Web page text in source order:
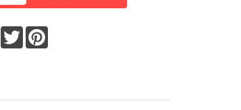
Facebook
Twitter